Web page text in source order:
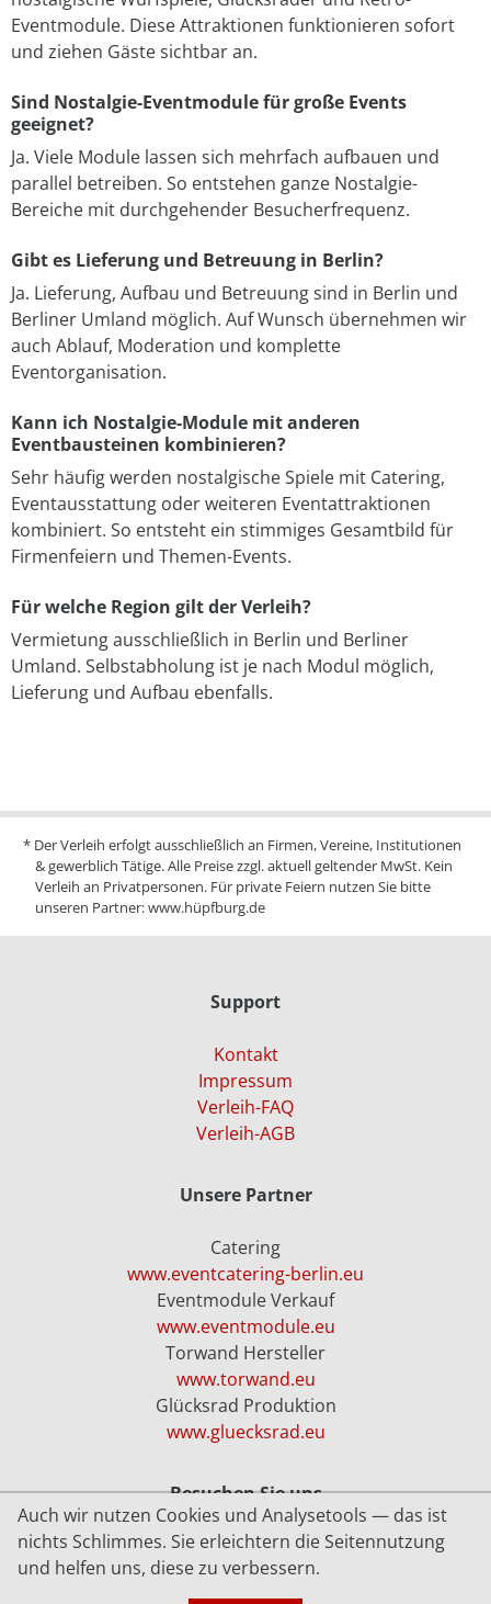
Eventmodule. Diese Attraktionen funktionieren sofort
und ziehen Gäste sichtbar an.
Sind Nostalgie-Eventmodule für große Events
geeignet?
Ja. Viele Module lassen sich mehrfach aufbauen und
parallel betreiben. So entstehen ganze Nostalgie-
Bereiche mit durchgehender Besucherfrequenz.
Gibt es Lieferung und Betreuung in Berlin?
Ja. Lieferung, Aufbau und Betreuung sind in Berlin und
Berliner Umland möglich. Auf Wunsch übernehmen wir
auch Ablauf, Moderation und komplette
Eventorganisation.
Kann ich Nostalgie-Module mit anderen
Eventbausteinen kombinieren?
Sehr häufig werden nostalgische Spiele mit Catering,
Eventausstattung oder weiteren Eventattraktionen
kombiniert. So entsteht ein stimmiges Gesamtbild für
Firmenfeiern und Themen-Events.
Für welche Region gilt der Verleih?
Vermietung ausschließlich in Berlin und Berliner
Umland. Selbstabholung ist je nach Modul möglich,
Lieferung und Aufbau ebenfalls.
* Der Verleih erfolgt ausschließlich an Firmen, Vereine, Institutionen
& gewerblich Tätige. Alle Preise zzgl. aktuell geltender MwSt. Kein
Verleih an Privatpersonen. Für private Feiern nutzen Sie bitte
unseren Partner:www.hüpfburg.de
Support
Kontakt
Impressum
Verleih-FAQ
Verleih-AGB
Unsere Partner
Catering
www.eventcatering-berlin.eu
Eventmodule Verkauf
www.eventmodule.eu
Torwand Hersteller
www.torwand.eu
Glücksrad Produktion
www.gluecksrad.eu
Besuchen Sie uns
Youtube
Facebook
Datenschutz
Auch wir nutzen Cookies und Analysetools — das ist
nichts Schlimmes. Sie erleichtern die Seitennutzung
und helfen uns, diese zu verbessern.